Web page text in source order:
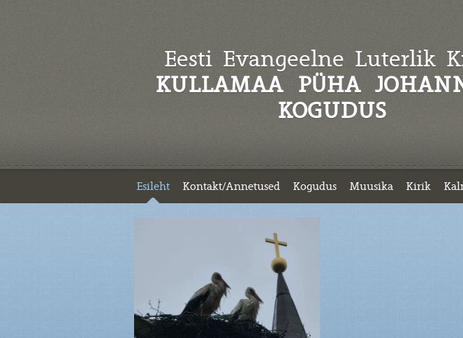
Eesti Evangeelne Luterlik
KULLAMAA PÜHA
KOGUDUS
Esileht Kontakt/Annetused Kogudus Muusika Kirik